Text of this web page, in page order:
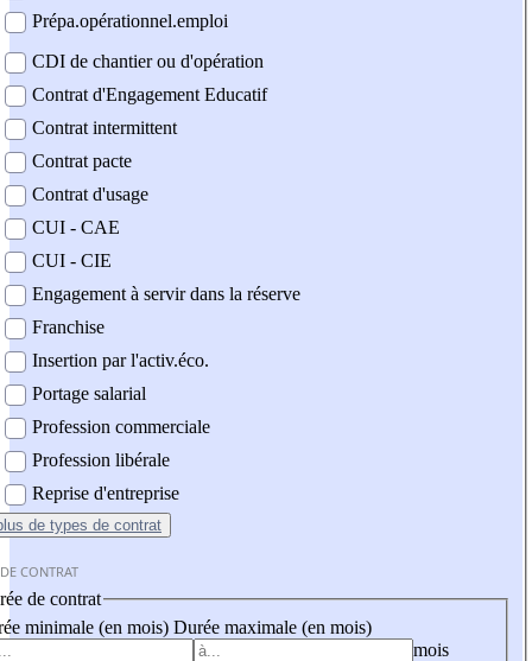
Prépa.opérationnel.emploi
CDI de chantier ou d'opération
Contrat d'Engagement Educatif
Contrat intermittent
Contrat pacte
Contrat d'usage
CUI - CAE
CUI - CIE
Engagement à servir dans la réserve
Franchise
Insertion par l'activ.éco.
Portage salarial
Profession commerciale
Profession libérale
Reprise d'entreprise
de types de contrat
CONTRAT
de contrat
minimale (en mois) Durée maximale (en mois)
mois